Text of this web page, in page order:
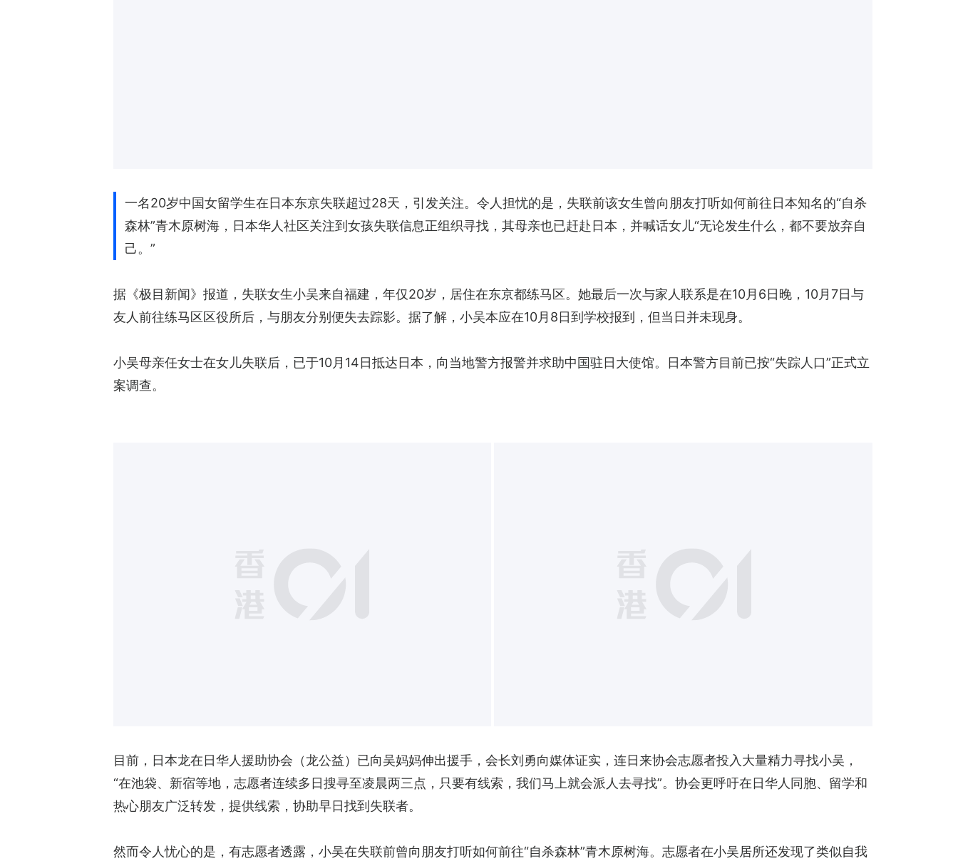
一名20岁中国女留学生在日本东京失联超过28天，引发关注。令人担忧的是，失联前该女生曾向朋友打听如何前往日本知名的“自杀
森林”青木原树海，日本华人社区关注到女孩失联信息正组织寻找，其母亲也已赶赴日本，并喊话女儿“无论发生什么，都不要放弃自
己。”
据《极目新闻》报道，失联女生小吴来自福建，年仅20岁，居住在东京都练马区。她最后一次与家人联系是在10月6日晚，10月7日与
友人前往练马区区役所后，与朋友分别便失去踪影。据了解，小吴本应在10月8日到学校报到，但当日并未现身。
小吴母亲任女士在女儿失联后，已于10月14日抵达日本，向当地警方报警并求助中国驻日大使馆。日本警方目前已按“失踪人口”正式立
案调查。
目前，日本龙在日华人援助协会（龙公益）已向吴妈妈伸出援手，会长刘勇向媒体证实，连日来协会志愿者投入大量精力寻找小吴，
“在池袋、新宿等地，志愿者连续多日搜寻至凌晨两三点，只要有线索，我们马上就会派人去寻找”。协会更呼吁在日华人同胞、留学和
热心朋友广泛转发，提供线索，协助早日找到失联者。
然而令人忧心的是，有志愿者透露，小吴在失联前曾向朋友打听如何前往“自杀森林”青木原树海。志愿者在小吴居所还发现了类似自我